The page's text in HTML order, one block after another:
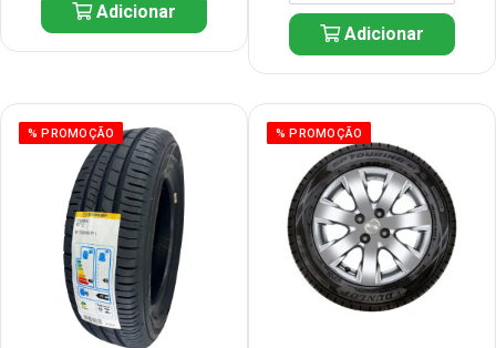
Adicionar
Adicionar
% PROMOÇÃO % PROMOÇÃO